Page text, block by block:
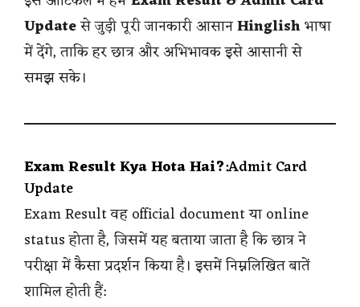
Updateसे जुड़ी पूरी जानकारी आसानHinglishभाषा
में देंगे, ताकि हर छात्र और अभिभावक इसे आसानी से
समझ सके।
Exam Result Kya Hota Hai?:Admit Card
Update
Exam Result वह official document या online
status होता है, जिसमें यह बताया जाता है कि छात्र ने
परीक्षा में कैसा प्रदर्शन किया है। इसमें निम्नलिखित बातें
शामिल होती हैं: